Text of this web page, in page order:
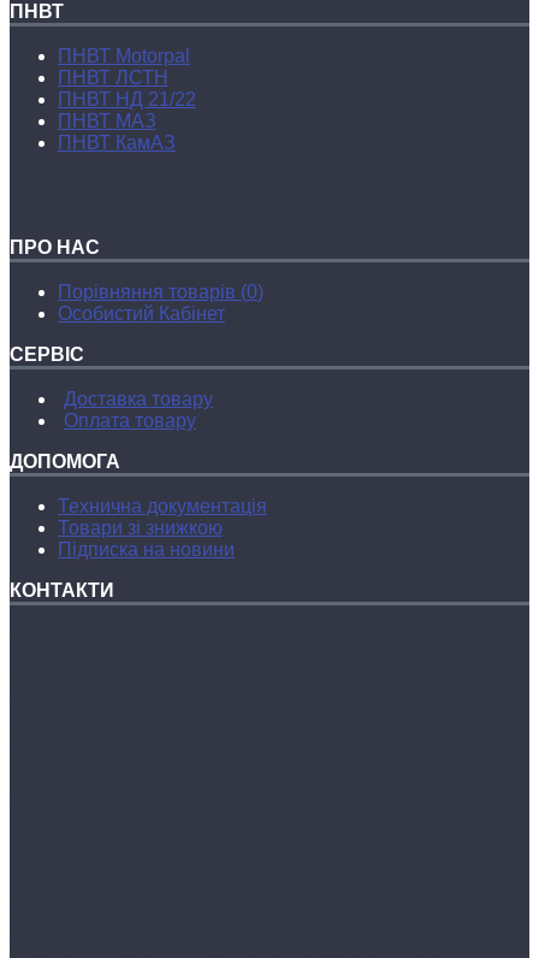
ПНВТ
ПНВТ Motorpal
ПНВТ ЛСТН
ПНВТ НД 21/22
ПНВТ МАЗ
ПНВТ КамАЗ
ПРО НАС
Порівняння товарів (0)
Особистий Кабінет
СЕРВІС
Доставка товару
Оплата товару
ДОПОМОГА
Технична документацiя
Товари зі знижкою
Підписка на новини
КОНТАКТИ